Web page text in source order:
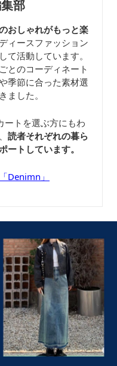
部
おしゃれがもっと楽
ィースファッション
て活動しています。
とのコーディネート
季節に合った素材選
ました。
ートを選ぶ方にもわ
読者それぞれの暮ら
ートしています。
Denimn」